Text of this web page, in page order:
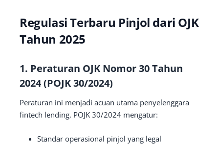
Regulasi Terbaru Pinjol dari OJK
Tahun 2025
1. Peraturan OJK Nomor 30 Tahun
2024 (POJK 30/2024)
Peraturan ini menjadi acuan utama penyelenggara
fintech lending. POJK 30/2024 mengatur:
Standar operasional pinjol yang legal